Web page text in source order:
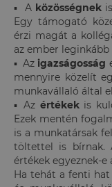
▪ A közösségnek
Egy támogató
érzi magát a
az ember leginkább
▪ Az igazságosság
mennyire közelít
munkavállaló által
▪ Az értékekis
Ezek mentén
is a munkatársak
töltettel is bírnak.
értékek egyeznek-e
Ha tehát a fenti